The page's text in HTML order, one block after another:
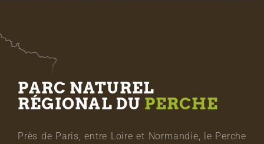
PARC NATUREL
RÉGIONAL DU PERCHE
Près de Paris, entre Loire et Normandie, le Perche